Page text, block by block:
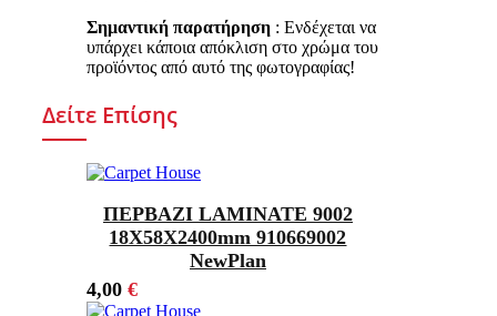
Σημαντική παρατήρηση: Ενδέχεται να
υπάρχει κάποια απόκλιση στο χρώμα του
προϊόντος από αυτό της φωτογραφίας!
Δείτε Επίσης
ΠΕΡΒΑΖΙ LAMINATE 9002
18X58X2400mm 910669002
NewPlan
4,00 €